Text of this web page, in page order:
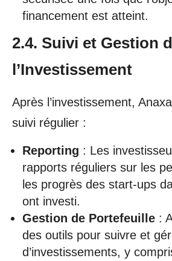
financement est atteint.
2.4. Suivi et Gestion
l’Investissement
Après l’investissement,
suivi régulier :
Reporting : Les
rapports réguliers sur les
les progrès des start-ups
ont investi.
Gestion de Portefeuille :
des outils pour suivre et
d’investissements, y